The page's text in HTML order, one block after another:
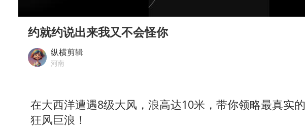
首次证实！“胶球”存在
80后女柜员逆袭成4200亿银行副行长
东方甄选被判赔偿江小白30万元
约就约说出来我又不会怪你
纵横剪辑
河南
在大西洋遭遇8级大风，浪高达10米，带你领略最真实的
狂风巨浪！